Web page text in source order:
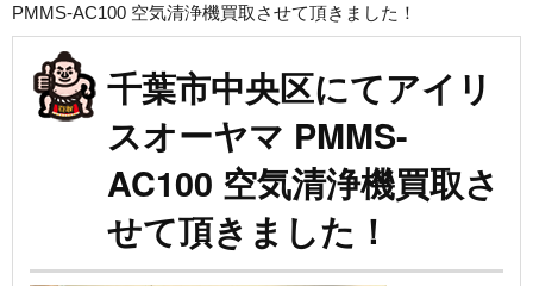
PMMS-AC100 空気清浄機買取させて頂きました！
千葉市中央区にてアイリ
スオーヤマ PMMS-
AC100 空気清浄機買取さ
せて頂きました！